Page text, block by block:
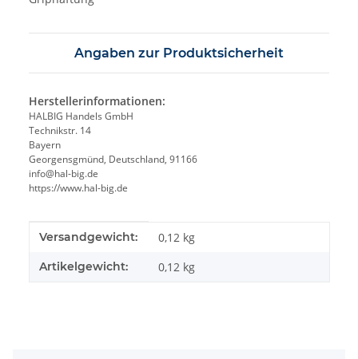
Angaben zur Produktsicherheit
Herstellerinformationen:
HALBIG Handels GmbH
Technikstr. 14
Bayern
Georgensgmünd, Deutschland, 91166
info@hal-big.de
https://www.hal-big.de
Produkteigenschaft
Wert
Versandgewicht: 0,12 kg
Artikelgewicht: 0,12 kg